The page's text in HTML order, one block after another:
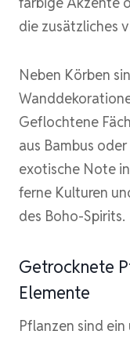
die zusätzliches
Neben Körben
Geflochtene
aus Bambus
exotische Note
ferne Kulturen
des Boho-Spirits.
Getrocknete
Elemente
Pflanzen sind